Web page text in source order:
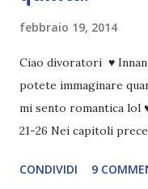
febbraio 19, 2014
Ciao divoratori ♥
potete immaginare
mi sento romantica lol
21-26 Nei capitoli
incontrano e Hesediel
CONDIVIDI 9